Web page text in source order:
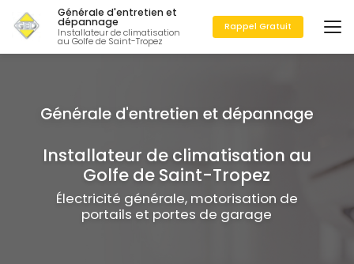
au
contenu
principal
Générale d'entretien et
dépannage
Installateur de climatisation
au Golfe de Saint-Tropez
Rappel Gratuit
Installateur de climatisation au
Golfe de Saint-Tropez
Électricité générale, motorisation de
portails et portes de garage